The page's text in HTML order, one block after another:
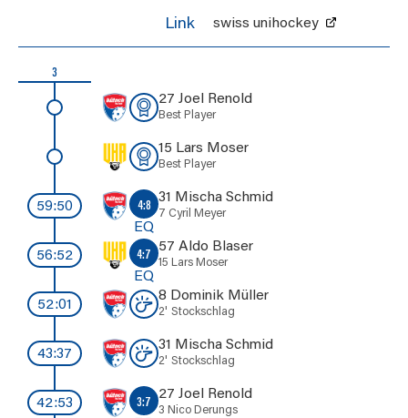
Link swiss unihockey
3
27 Joel Renold
Best Player
15 Lars Moser
Best Player
59:50
31 Mischa Schmid
7 Cyril Meyer
4:8
EQ
56:52
57 Aldo Blaser
15 Lars Moser
4:7
EQ
52:01
8 Dominik Müller
2' Stockschlag
43:37
31 Mischa Schmid
2' Stockschlag
42:53
27 Joel Renold
3 Nico Derungs
3:7